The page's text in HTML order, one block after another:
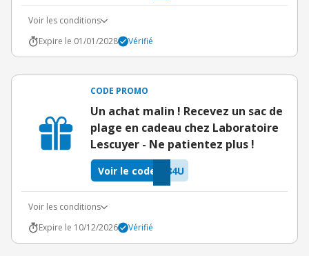
Voir les conditions
Expire le 01/01/2028
Vérifié
CODE PROMO
Un achat malin ! Recevez un sac de
plage en cadeau chez Laboratoire
Lescuyer - Ne patientez plus !
84U
Voir le code
Voir les conditions
Expire le 10/12/2026
Vérifié